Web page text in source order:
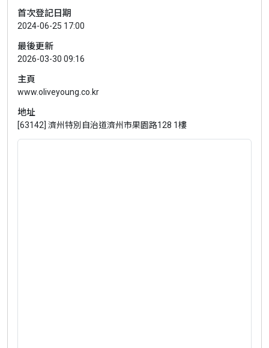
首次登記日期
2024-06-25 17:00
最後更新
2026-03-30 09:16
主頁
www.oliveyoung.co.kr
地址
[63142] 濟州特別自治道濟州市果園路128 1樓